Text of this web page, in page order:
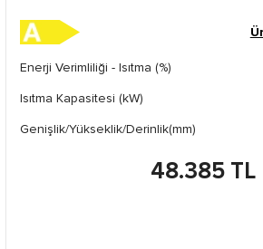
Enerji Verimliliği - Isıtma (%)
Isıtma Kapasitesi (kW)
Genişlik/Yükseklik/Derinlik(mm)
48.385 TL